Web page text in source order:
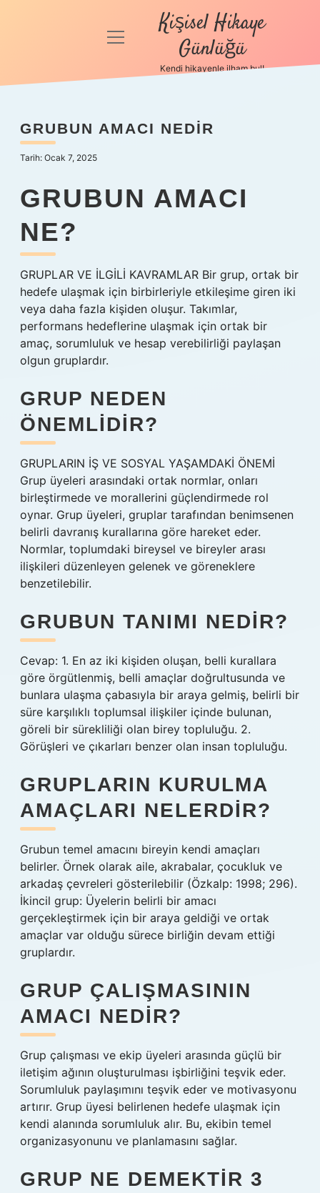
Anasayfa
Politikası
Yasal Uyarı
Hakkımızda
menüyü
Kişisel Hikaye
Günlüğü
Kendi hikayenle ilham bul!
GRUBUN AMACI NEDIR
Tarih: Ocak 7, 2025
GRUBUN AMACI
NE?
GRUPLAR VE İLGİLİ KAVRAMLAR Bir grup, ortak bir
hedefe ulaşmak için birbirleriyle etkileşime giren iki
veya daha fazla kişiden oluşur. Takımlar,
performans hedeflerine ulaşmak için ortak bir
amaç, sorumluluk ve hesap verebilirliği paylaşan
olgun gruplardır.
GRUP NEDEN
ÖNEMLIDIR?
GRUPLARIN İŞ VE SOSYAL YAŞAMDAKİ ÖNEMİ
Grup üyeleri arasındaki ortak normlar, onları
birleştirmede ve morallerini güçlendirmede rol
oynar. Grup üyeleri, gruplar tarafından benimsenen
belirli davranış kurallarına göre hareket eder.
Normlar, toplumdaki bireysel ve bireyler arası
ilişkileri düzenleyen gelenek ve göreneklere
benzetilebilir.
GRUBUN TANIMI NEDIR?
Cevap: 1. En az iki kişiden oluşan, belli kurallara
göre örgütlenmiş, belli amaçlar doğrultusunda ve
bunlara ulaşma çabasıyla bir araya gelmiş, belirli bir
süre karşılıklı toplumsal ilişkiler içinde bulunan,
göreli bir sürekliliği olan birey topluluğu. 2.
Görüşleri ve çıkarları benzer olan insan topluluğu.
GRUPLARIN KURULMA
AMAÇLARI NELERDIR?
Grubun temel amacını bireyin kendi amaçları
belirler. Örnek olarak aile, akrabalar, çocukluk ve
arkadaş çevreleri gösterilebilir (Özkalp: 1998; 296).
İkincil grup: Üyelerin belirli bir amacı
gerçekleştirmek için bir araya geldiği ve ortak
amaçlar var olduğu sürece birliğin devam ettiği
gruplardır.
GRUP ÇALIŞMASININ
AMACI NEDIR?
Grup çalışması ve ekip üyeleri arasında güçlü bir
iletişim ağının oluşturulması işbirliğini teşvik eder.
Sorumluluk paylaşımını teşvik eder ve motivasyonu
artırır. Grup üyesi belirlenen hedefe ulaşmak için
kendi alanında sorumluluk alır. Bu, ekibin temel
organizasyonunu ve planlamasını sağlar.
GRUP NE DEMEKTIR 3